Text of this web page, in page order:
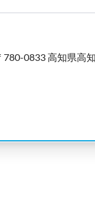
780-0833 高知県高